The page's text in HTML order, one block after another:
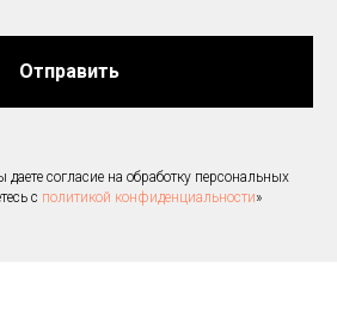
Отправить
согласие на обработку персональных
c политикой конфиденциальности»